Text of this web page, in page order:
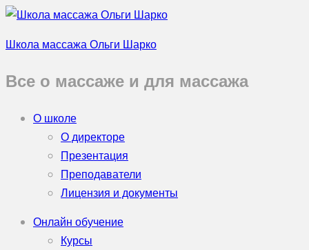
Школа массажа Ольги Шарко
Все о массаже и для массажа
О школе
О директоре
Презентация
Преподаватели
Лицензия и документы
Онлайн обучение
Курсы